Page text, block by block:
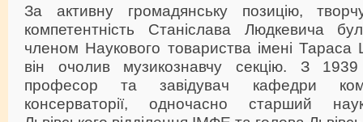
За активну громадянську позицію,
компетентність Станіслава Людкевича
членом Наукового товариства імені
він очолив музикознавчу секцію. З
професор та завідувач кафедри
консерваторії, одночасно старший